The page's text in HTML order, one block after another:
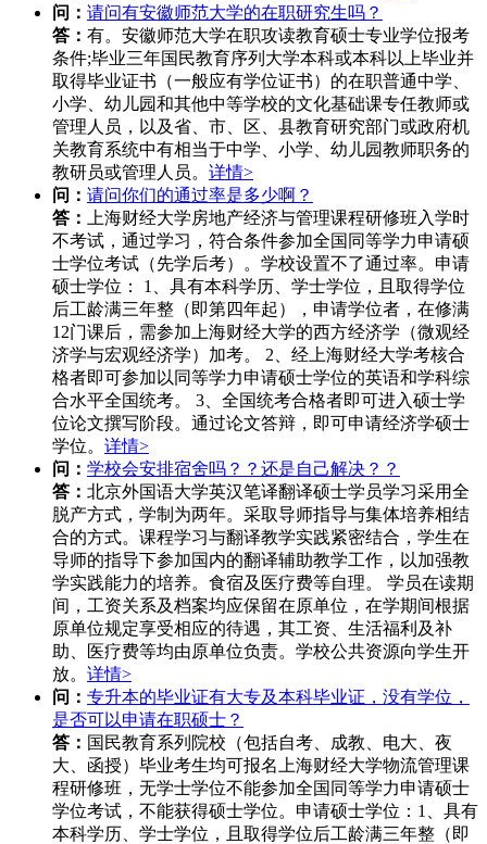
问： 请问有安徽师范大学的在职研究生吗？
答： 有。安徽师范大学在职攻读教育硕士专业学位报考
条件;毕业三年国民教育序列大学本科或本科以上毕业并
取得毕业证书（一般应有学位证书）的在职普通中学、
小学、幼儿园和其他中等学校的文化基础课专任教师或
管理人员，以及省、市、区、县教育研究部门或政府机
关教育系统中有相当于中学、小学、幼儿园教师职务的
教研员或管理人员。 详情>
问： 请问你们的通过率是多少啊？
答：
上海财经大学房地产经济与管理课程研修班入学时
不考试，通过学习，符合条件参加全国同等学力申请硕
士学位考试（先学后考）。学校设置不了通过率。申请
硕士学位： 1、具有本科学历、学士学位，且取得学位
后工龄满三年整（即第四年起），申请学位者，在修满
12门课后，需参加上海财经大学的西方经济学（微观经
济学与宏观经济学）加考。 2、经上海财经大学考核合
格者即可参加以同等学力申请硕士学位的英语和学科综
合水平全国统考。 3、全国统考合格者即可进入硕士学
位论文撰写阶段。通过论文答辩，即可申请经济学硕士
学位。 详情>
问： 学校会安排宿舍吗？？还是自己解决？？
答： 北京外国语大学英汉笔译翻译硕士学员学习采用全
脱产方式，学制为两年。采取导师指导与集体培养相结
合的方式。课程学习与翻译教学实践紧密结合，学生在
导师的指导下参加国内的翻译辅助教学工作，以加强教
学实践能力的培养。食宿及医疗费等自理。 学员在读期
间，工资关系及档案均应保留在原单位，在学期间根据
原单位规定享受相应的待遇，其工资、生活福利及补
助、医疗费等均由原单位负责。学校公共资源向学生开
放。 详情>
问： 专升本的毕业证有大专及本科毕业证，没有学位，
是否可以申请在职硕士？
答： 国民教育系列院校（包括自考、成教、电大、夜
大、函授）毕业考生均可报名上海财经大学物流管理课
程研修班，无学士学位不能参加全国同等学力申请硕士
学位考试，不能获得硕士学位。申请硕士学位：1、具有
本科学历、学士学位，且取得学位后工龄满三年整（即